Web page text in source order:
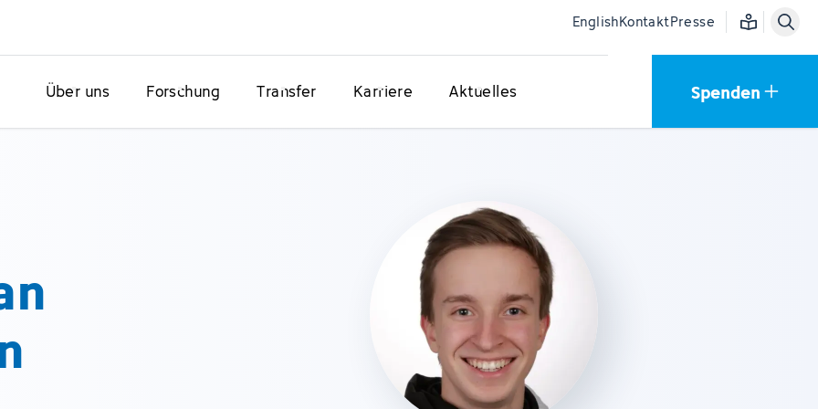
EnglishKontaktPresse Einfache
Über uns Forschung Transfer Karriere Aktuelles Spenden